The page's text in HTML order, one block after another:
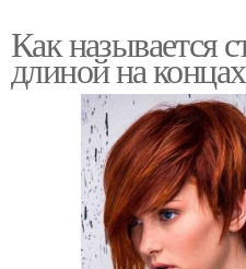
Как называется
длиной на